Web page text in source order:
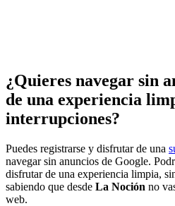
¿Quieres navegar sin
de una experiencia
interrupciones?
Puedes registrarse y disfrutar de una
navegar sin anuncios de Google.
disfrutar de una experiencia limpia,
sabiendo que desde La Noción no
web.